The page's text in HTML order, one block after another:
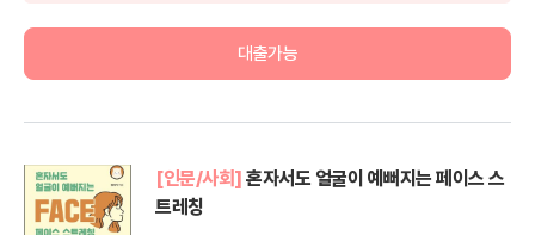
대출가능
[인문/사회] 혼자서도 얼굴이 예뻐지는 페이스 스
트레칭